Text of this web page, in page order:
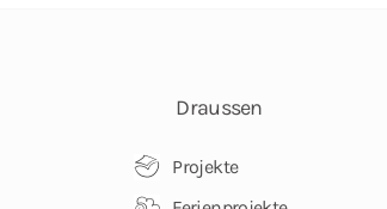
Draussen
Projekte